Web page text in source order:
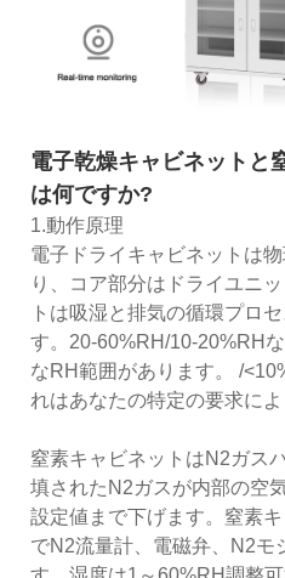
電子乾燥キャビネットと
は何ですか?
1.動作原理
電子ドライキャビネットは
り、コア部分はドライユニ
トは吸湿と排気の循環プロ
す。20-60%RH/10-20%RH
なRH範囲があります。 /
れはあなたの特定の要求によ
窒素キャビネットはN2ガス
填されたN2ガスが内部の空
設定値まで下げます。窒素
でN2流量計、電磁弁、N2モ